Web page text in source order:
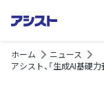
ホーム
ニュース
アシスト、「生成AI基礎